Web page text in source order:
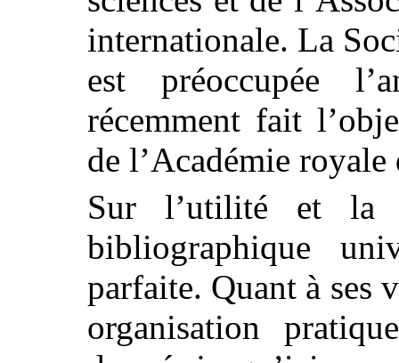
internationale. La
est préoccupée
récemment fait
de l’Académie
Sur l’utilité et la
bibliographique
parfaite. Quant à ses
organisation